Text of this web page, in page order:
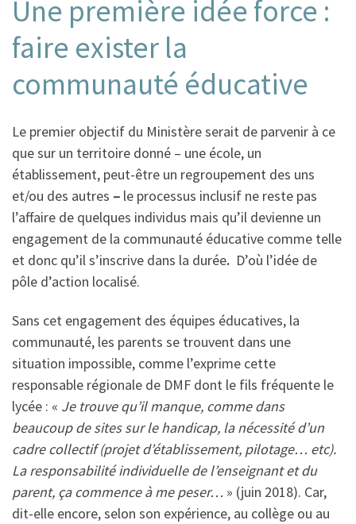
Une première idée force :
faire exister la
communauté éducative
Le premier objectif du Ministère serait de parvenir à ce
que sur un territoire donné – une école, un
établissement, peut-être un regroupement des uns
et/ou des autres – le processus inclusif ne reste pas
l’affaire de quelques individus mais qu’il devienne un
engagement de la communauté éducative comme telle
et donc qu’il s’inscrive dans la durée. D’où l’idée de
pôle d’action localisé.
Sans cet engagement des équipes éducatives, la
communauté, les parents se trouvent dans une
situation impossible, comme l’exprime cette
responsable régionale de DMF dont le fils fréquente le
lycée : « Je trouve qu’il manque, comme dans
beaucoup de sites sur le handicap, la nécessité d’un
cadre collectif (projet d’établissement, pilotage… etc).
La responsabilité individuelle de l’enseignant et du
parent, ça commence à me peser… » (juin 2018). Car,
dit-elle encore, selon son expérience, au collège ou au